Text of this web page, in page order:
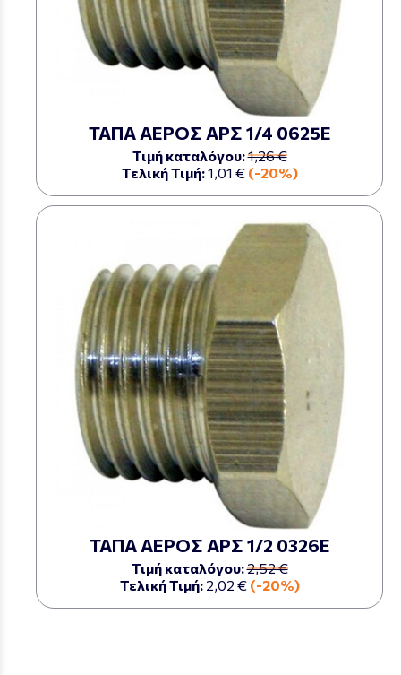
ΤΑΠΑ ΑΕΡΟΣ ΑΡΣ 1/4 0625Ε
Τιμή καταλόγου:1,26 €
Τελική Τιμή:1,01 € (-20%)
ΤΑΠΑ ΑΕΡΟΣ ΑΡΣ 1/2 0326Ε
Τιμή καταλόγου:2,52 €
Τελική Τιμή: 2,02 € (-20%)